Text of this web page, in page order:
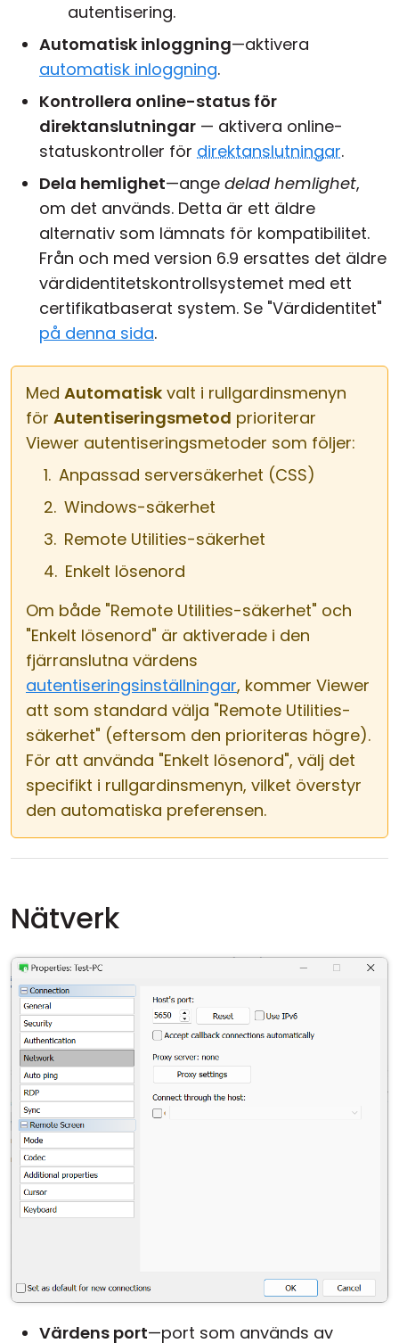
autentisering.
Automatisk inloggning—aktivera
automatisk inloggning.
Kontrollera online-status för
direktanslutningar — aktivera online-
statuskontroller för direktanslutningar.
Dela hemlighet—ange delad hemlighet,
om det används. Detta är ett äldre
alternativ som lämnats för kompatibilitet.
Från och med version 6.9 ersattes det äldre
värdidentitetskontrollsystemet med ett
certifikatbaserat system. Se "Värdidentitet"
på denna sida.
Med Automatisk valt i rullgardinsmenyn
för Autentiseringsmetod prioriterar
Viewer autentiseringsmetoder som följer:
Anpassad serversäkerhet (CSS)
Windows-säkerhet
Remote Utilities-säkerhet
Enkelt lösenord
Om både "Remote Utilities-säkerhet" och
"Enkelt lösenord" är aktiverade i den
fjärranslutna värdens
autentiseringsinställningar, kommer Viewer
att som standard välja "Remote Utilities-
säkerhet" (eftersom den prioriteras högre).
För att använda "Enkelt lösenord", välj det
specifikt i rullgardinsmenyn, vilket överstyr
den automatiska preferensen.
Nätverk
Värdens port—port som används av